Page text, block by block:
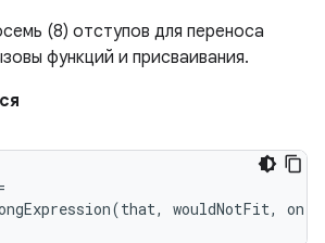
(8) отступов для переноса
функций и присваивания.
wouldNotFit, on,